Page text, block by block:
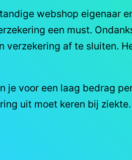
webshop eigenaar
een must.
af te sluiten.
je voor een laag bedrag
uit moet keren bij ziekte.